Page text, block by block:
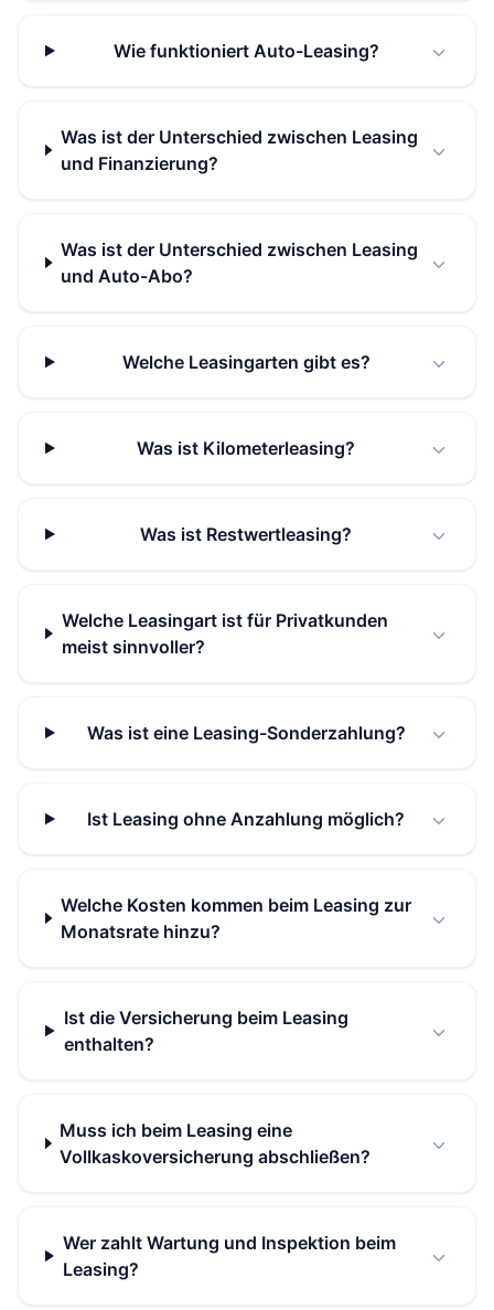
Wie funktioniert Auto-Leasing?
Was ist der Unterschied zwischen Leasing
und Finanzierung?
Was ist der Unterschied zwischen Leasing
und Auto-Abo?
Welche Leasingarten gibt es?
Was ist Kilometerleasing?
Was ist Restwertleasing?
Welche Leasingart ist für Privatkunden
meist sinnvoller?
Was ist eine Leasing-Sonderzahlung?
Ist Leasing ohne Anzahlung möglich?
Welche Kosten kommen beim Leasing zur
Monatsrate hinzu?
Ist die Versicherung beim Leasing
enthalten?
Muss ich beim Leasing eine
Vollkaskoversicherung abschließen?
Wer zahlt Wartung und Inspektion beim
Leasing?